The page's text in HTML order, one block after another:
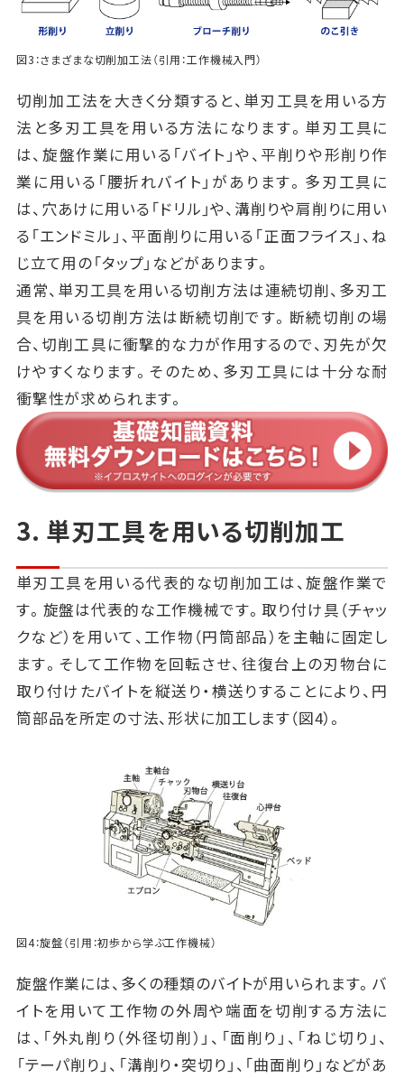
図3：さまざまな切削加工法（引用：工作機械入門）
切削加工法を大きく分類すると、単刃工具を用いる方
法と多刃工具を用いる方法になります。単刃工具に
は、旋盤作業に用いる「バイト」や、平削りや形削り作
業に用いる「腰折れバイト」があります。多刃工具に
は、穴あけに用いる「ドリル」や、溝削りや肩削りに用い
る「エンドミル」、平面削りに用いる「正面フライス」、ね
じ立て用の「タップ」などがあります。
通常、単刃工具を用いる切削方法は連続切削、多刃工
具を用いる切削方法は断続切削です。断続切削の場
合、切削工具に衝撃的な力が作用するので、刃先が欠
けやすくなります。そのため、多刃工具には十分な耐
衝撃性が求められます。
3. 単刃工具を用いる切削加工
単刃工具を用いる代表的な切削加工は、旋盤作業で
す。旋盤は代表的な工作機械です。取り付け具（チャッ
クなど）を用いて、工作物（円筒部品）を主軸に固定し
ます。そして工作物を回転させ、往復台上の刃物台に
取り付けたバイトを縦送り・横送りすることにより、円
筒部品を所定の寸法、形状に加工します（図4）。
図4：旋盤（引用：初歩から学ぶ工作機械）
旋盤作業には、多くの種類のバイトが用いられます。バ
イトを用いて工作物の外周や端面を切削する方法に
は、「外丸削り（外径切削）」、「面削り」、「ねじ切り」、
「テーパ削り」、「溝削り・突切り」、「曲面削り」などがあ